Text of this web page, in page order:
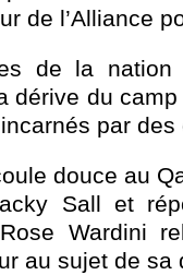
de l’Alliance
de la nation
dérive du
par
douce au
Sall et
Wardini
au sujet de sa